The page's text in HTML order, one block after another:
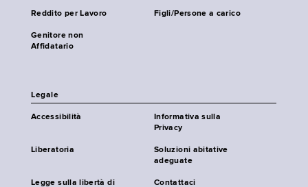
Reddito per Lavoro Figli/Persone a carico
Genitore non
Affidatario
Legale
Accessibilità
Informativa sulla
Privacy
Liberatoria
Soluzioni abitative
adeguate
Legge sulla libertà di
Contattaci